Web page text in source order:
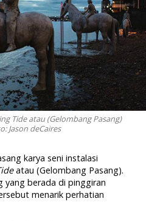
Tide atau (Gelombang Pasang)
Jason deCaires
karya seni instalasi
atau (Gelombang Pasang).
yang berada di pinggiran
menarik perhatian